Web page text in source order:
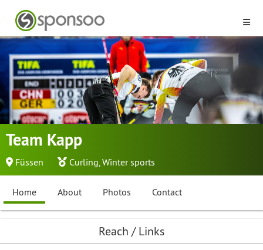
Team Kapp
Füssen Curling,Winter sports
Home About Photos Contact
Reach / Links